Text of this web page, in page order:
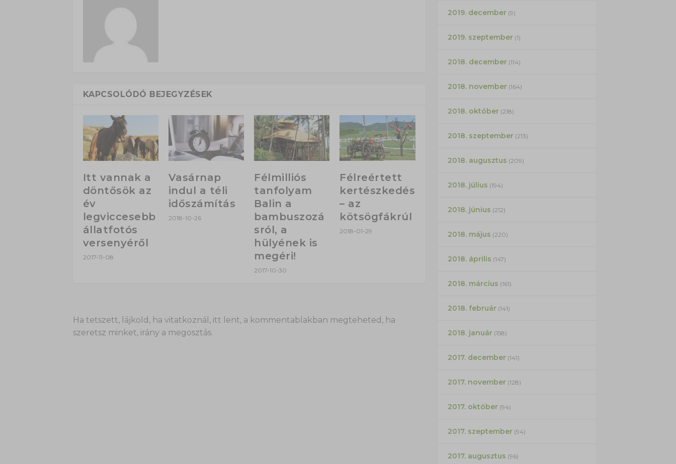
KAPCSOLÓDÓ BEJEGYZÉSEK
Itt vannak a
döntősök az
év
legviccesebb
állatfotós
versenyéről
2017-11-08
Vasárnap
indul a téli
időszámítás
2018-10-26
Félmilliós
tanfolyam
Balin a
bambuszozá
sról, a
hülyének is
megéri!
2017-10-30
Félreértett
kertészkedés
– az
kötsögfákrúl
2018-01-29
Ha tetszett, lájkold, ha vitatkoznál, itt lent, a kommentablakban megteheted, ha
szeretsz minket, irány a megosztás.
2019. december(9)
2019. szeptember(1)
2018. december(114)
2018. november(164)
2018. október(218)
2018. szeptember(213)
2018. augusztus (209)
2018. július (194)
2018. június (212)
2018. május (220)
2018. április (147)
2018. március (161)
2018. február(141)
2018. január(158)
2017. december(141)
2017. november(128)
2017. október(94)
2017. szeptember(94)
2017. augusztus (96)